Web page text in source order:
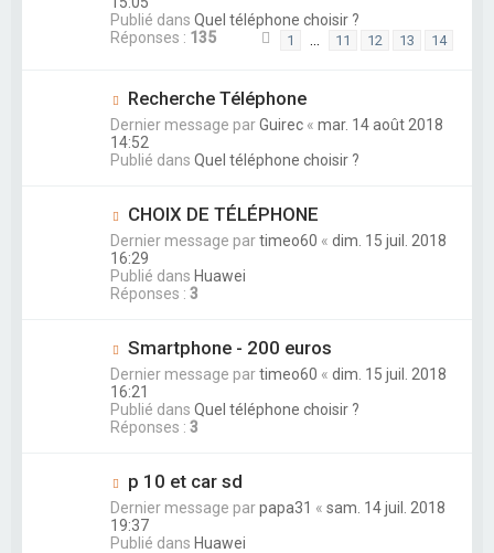
Publié dans Quel téléphone choisir ?
Réponses : 135 1 11 12 13 14
Recherche Téléphone
Dernier message parGuirec « mar. 14 août 2018
14:52
Publié dans Quel téléphone choisir ?
CHOIX DE TÉLÉPHONE
Dernier message partimeo60 « dim. 15 juil. 2018
16:29
Publié dans Huawei
Réponses : 3
Smartphone - 200 euros
Dernier message partimeo60 « dim. 15 juil. 2018
16:21
Publié dans Quel téléphone choisir ?
Réponses : 3
p 10 et car sd
Dernier message parpapa31 « sam. 14 juil. 2018
19:37
Publié dans Huawei